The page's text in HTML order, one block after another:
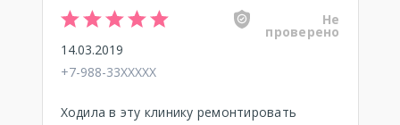
Не
проверено
14.03.2019
+7-988-33XXXXX
Ходила в эту клинику ремонтировать